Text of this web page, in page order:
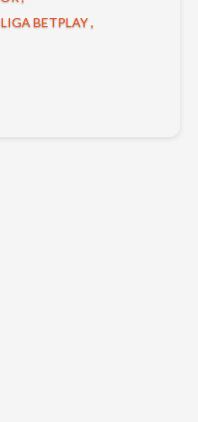
LIGA BETPLAY